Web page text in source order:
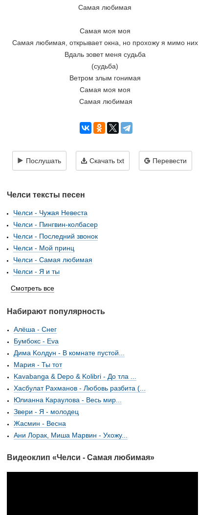
Самая любимая
Самая моя моя
Самая любимая, открывает окна, но прохожу я мимо них
Вдаль зовет меня судьба
(судьба)
Ветром злым гонимая
Самая моя моя
Самая любимая
Послушать Скачать txt Перевести
Челси тексты песен
Челси - Чужая Невеста
Челси - Пингвин-колбасер
Челси - Последний звонок
Челси - Мой принц
Челси - Самая любимая
Челси - Я и ты
Смотреть все
Набирают популярность
Алёша - Снег
Бумбокс - Eva
Дима Kолдун - В комнате пустой...
Мария - Ты тот
Kavabanga & Depo & Kolibri - До тла ...
Хасбулат Рахманов - Любовь разбита (...
Юлианна Караулова - Весь мир...
Звери - Я - молодец
Жасмин - Весна
Ани Лорак, Миша Марвин - Ухожу...
Видеоклип «Челси - Самая любимая»